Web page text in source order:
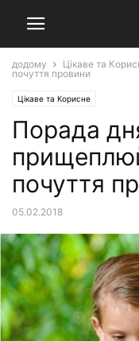
додому Цікаве та
почуття провини
Цікаве та Корисне
Порада
почуття
05.02.2018